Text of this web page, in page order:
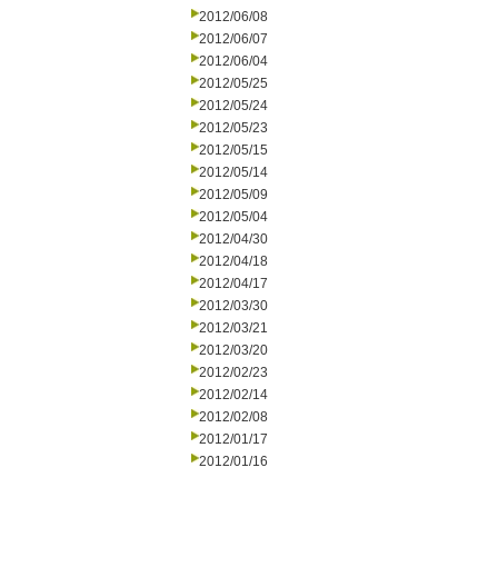
2012/06/08
2012/06/07
2012/06/04
2012/05/25
2012/05/24
2012/05/23
2012/05/15
2012/05/14
2012/05/09
2012/05/04
2012/04/30
2012/04/18
2012/04/17
2012/03/30
2012/03/21
2012/03/20
2012/02/23
2012/02/14
2012/02/08
2012/01/17
2012/01/16